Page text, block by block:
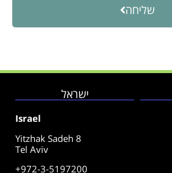
שליחה
ישראל
Israel
Yitzhak Sadeh 8
Tel Aviv
+972-3-5197200